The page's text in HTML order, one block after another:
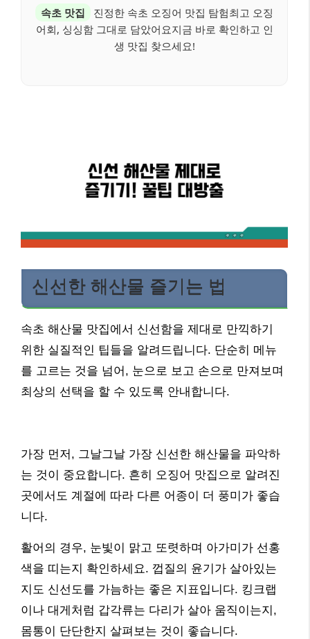
속초 맛집
진정한 속초 오징어 맛집 탐험최고 오징
어회, 싱싱함 그대로 담았어요지금 바로 확인하고 인
생 맛집 찾으세요!
신선한 해산물 즐기는 법
속초 해산물 맛집에서 신선함을 제대로 만끽하기
위한 실질적인 팁들을 알려드립니다. 단순히 메뉴
를 고르는 것을 넘어, 눈으로 보고 손으로 만져보며
최상의 선택을 할 수 있도록 안내합니다.
가장 먼저, 그날그날 가장 신선한 해산물을 파악하
는 것이 중요합니다. 흔히 오징어 맛집으로 알려진
곳에서도 계절에 따라 다른 어종이 더 풍미가 좋습
니다.
활어의 경우, 눈빛이 맑고 또렷하며 아가미가 선홍
색을 띠는지 확인하세요. 껍질의 윤기가 살아있는
지도 신선도를 가늠하는 좋은 지표입니다. 킹크랩
이나 대게처럼 갑각류는 다리가 살아 움직이는지,
몸통이 단단한지 살펴보는 것이 좋습니다.